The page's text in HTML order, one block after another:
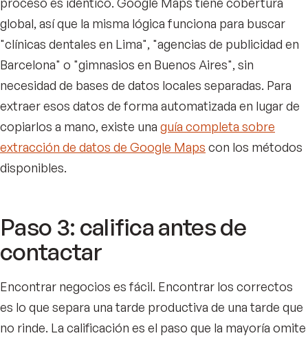
global, así que la misma lógica funciona para buscar
"clínicas dentales en Lima", "agencias de publicidad en
Barcelona" o "gimnasios en Buenos Aires", sin
necesidad de bases de datos locales separadas. Para
extraer esos datos de forma automatizada en lugar de
copiarlos a mano, existe una guía completa sobre
extracción de datos de Google Maps con los métodos
disponibles.
Paso 3: califica antes de
contactar
Encontrar negocios es fácil. Encontrar los correctos
es lo que separa una tarde productiva de una tarde que
no rinde. La calificación es el paso que la mayoría omite